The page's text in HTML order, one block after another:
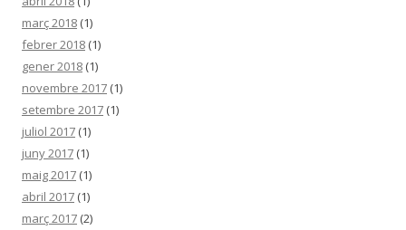
març 2018 (1)
febrer 2018 (1)
gener 2018 (1)
novembre 2017 (1)
setembre 2017 (1)
juliol 2017 (1)
juny 2017 (1)
maig 2017 (1)
abril 2017 (1)
març 2017 (2)